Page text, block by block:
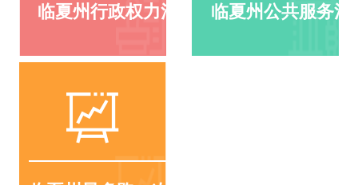
临夏州行政权力清单 临夏州公共服务清